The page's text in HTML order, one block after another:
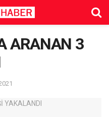
ARANAN 3